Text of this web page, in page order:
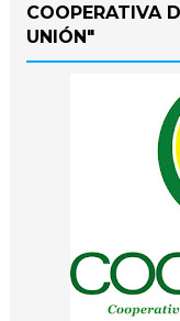
COOPERATIVA
UNIÓN"